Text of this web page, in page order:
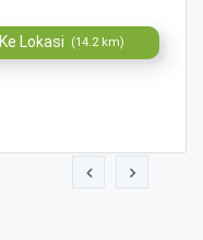
Ke Lokasi (14.2 km)